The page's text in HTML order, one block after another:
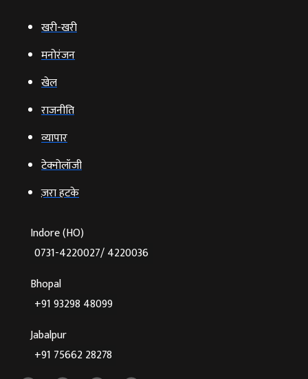
खरी-खरी
मनोरंजन
खेल
राजनीति
व्‍यापार
टेक्‍नोलॉजी
ज़रा हटके
Indore (HO)
0731-4220027/ 4220036
Bhopal
+91 93298 48099
Jabalpur
+91 75662 28278